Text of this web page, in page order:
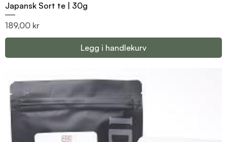
Japansk Sort te | 30g
Pris
189,00 kr
Legg i handlekurv